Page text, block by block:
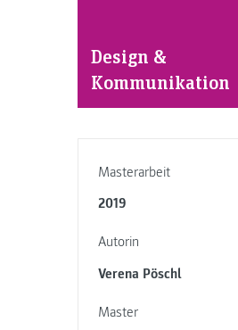
Design &
Kommunikation
Masterarbeit
2019
Autorin
Verena Pöschl
Master